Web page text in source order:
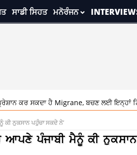
ਸਾਡੀ ਸਿਹਤ ਮਨੋਰੰਜਨ
ਕਰ ਸਕਦਾ ਹੈ Migrane, ਬਚਣ ਲਈ ਇਨ੍ਹਾਂ
ਕੀ ਨੁਕਸਾਨ ਪਹੁੰਚਾ ਸਕਦੇ ਨੇ’
ਆਪਣੇ ਪੰਜਾਬੀ ਮੈਨੂੰ ਕੀ